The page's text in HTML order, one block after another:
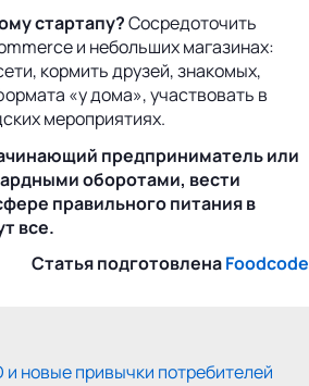
стартапу?Сосредоточить
и небольших магазинах:
кормить друзей, знакомых,
«у дома», участвовать в
мероприятиях.
предприниматель или
оборотами, вести
правильного питания в
все.
Статья подготовленаFoodcode
и новые привычки потребителей